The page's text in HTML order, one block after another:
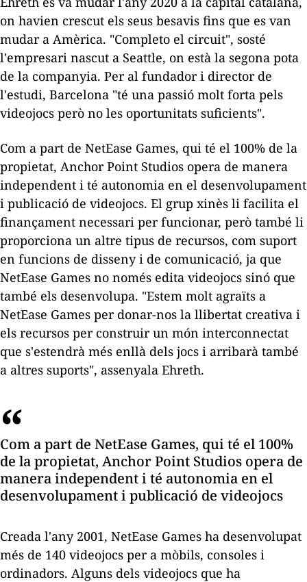
on havien crescut els seus besavis fins que es van
mudar a Amèrica. "Completo el circuit", sosté
l'empresari nascut a Seattle, on està la segona pota
de la companyia. Per al fundador i director de
l'estudi, Barcelona "té una passió molt forta pels
videojocs però no les oportunitats suficients".
Com a part de NetEase Games, qui té el 100% de la
propietat, Anchor Point Studios opera de manera
independent i té autonomia en el desenvolupament
i publicació de videojocs. El grup xinès li facilita el
finançament necessari per funcionar, però també li
proporciona un altre tipus de recursos, com suport
en funcions de disseny i de comunicació, ja que
NetEase Games no només edita videojocs sinó que
també els desenvolupa. "Estem molt agraïts a
NetEase Games per donar-nos la llibertat creativa i
els recursos per construir un món interconnectat
que s'estendrà més enllà dels jocs i arribarà també
a altres suports", assenyala Ehreth.
Com a part de NetEase Games, qui té el 100%
de la propietat, Anchor Point Studios opera de
manera independent i té autonomia en el
desenvolupament i publicació de videojocs
Creada l'any 2001, NetEase Games ha desenvolupat
més de 140 videojocs per a mòbils, consoles i
ordinadors. Alguns dels videojocs que ha